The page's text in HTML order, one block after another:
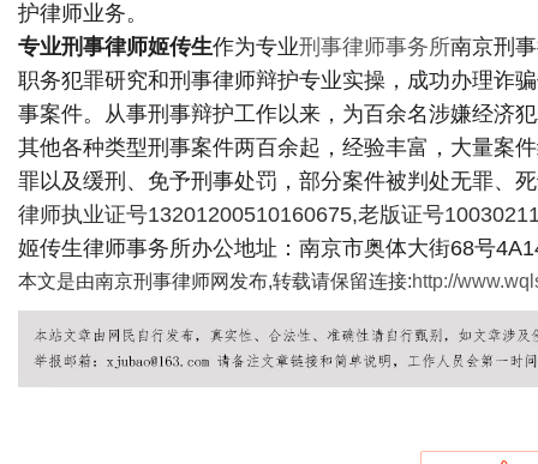
护律师业务。
专业刑事律师姬传生作为专业刑事律师事务所南京刑
职务犯罪研究和刑事律师辩护专业实操，成功办理诈
事案件。从事刑事辩护工作以来，为百余名涉嫌经济
其他各种类型刑事案件两百余起，经验丰富，大量案
罪以及缓刑、免予刑事处罚，部分案件被判处无罪、
律师执业证号13201200510160675,老版证号
姬传生律师事务所办公地址：南京市奥体大街68号
本文是由南京刑事律师网发布,转载请保留连接:http://